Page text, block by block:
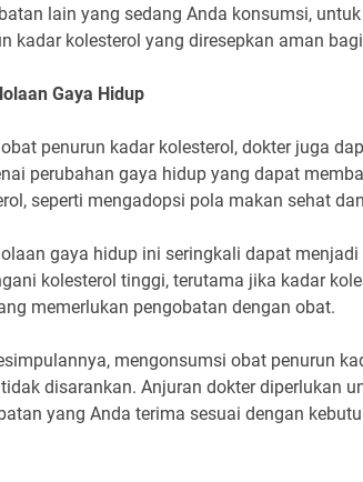
lain yang sedang Anda konsumsi,
kadar kolesterol yang diresepkan aman
Gaya Hidup
penurun kadar kolesterol, dokter juga
perubahan gaya hidup yang dapat
seperti mengadopsi pola makan sehat
gaya hidup ini seringkali dapat
kolesterol tinggi, terutama jika kadar
memerlukan pengobatan dengan obat.
mengonsumsi obat penurun
disarankan. Anjuran dokter diperlukan
yang Anda terima sesuai dengan